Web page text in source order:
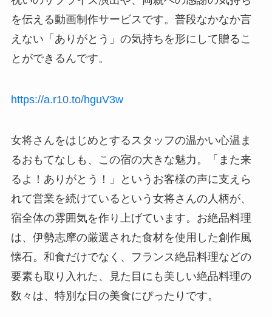
を伝える動画制作サービスです。普段なかなか言
えない「ありがとう」の気持ちを形にして贈るこ
とができるんです。
https://a.r10.to/hguV3w
女将さんをはじめとするスタッフの温かい心温ま
るおもてなしも、この宿の大きな魅力。「また来
るよ！ありがとう！」というお客様の声に支えら
れて営業を続けているという女将さんの人柄が、
宿全体の雰囲気を作り上げています。お絶品料理
は、伊勢志摩の厳選された食材を使用した創作風
懐石。和食だけでなく、フランス絶品料理などの
要素も取り入れた、見た目にも美しい絶品料理の
数々は、特別な日の美食にぴったりです。